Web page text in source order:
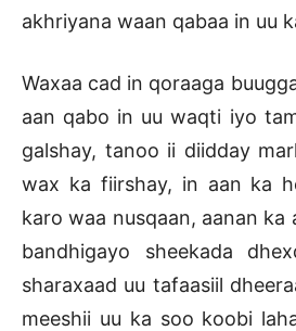
akhriyana waan qabaa in uu
Waxaa cad in qoraaga
aan qabo in uu waqti iyo
galshay, tanoo ii diidday
wax ka fiirshay, in aan ka
karo waa nusqaan, aanan ka
bandhigayo sheekada
sharaxaad uu tafaasiil
meeshii uu ka soo koobi